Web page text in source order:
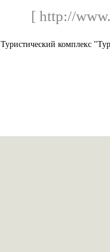
[ http://
Туристический комплекс